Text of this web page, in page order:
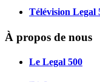
Télévision Legal
À propos de nous
Le Legal 500